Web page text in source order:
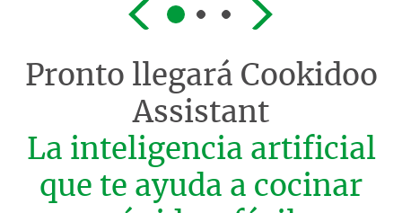
Pronto llegará Cookidoo
Assistant
La inteligencia artificial
que te ayuda a cocinar